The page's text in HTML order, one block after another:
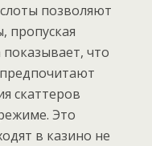
позволяют
пропуская
что
скаттеров
Это
в казино не